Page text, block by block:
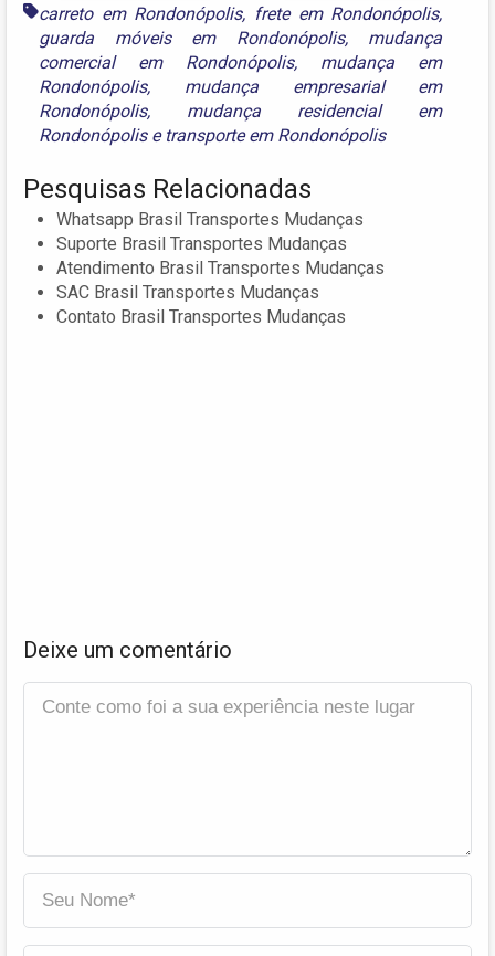
carreto em Rondonópolis, frete em Rondonópolis,
guarda móveis em Rondonópolis, mudança
comercial em Rondonópolis, mudança em
Rondonópolis, mudança empresarial em
Rondonópolis, mudança residencial em
Rondonópolise transporte em Rondonópolis
Pesquisas Relacionadas
Whatsapp Brasil Transportes Mudanças
Suporte Brasil Transportes Mudanças
Atendimento Brasil Transportes Mudanças
SAC Brasil Transportes Mudanças
Contato Brasil Transportes Mudanças
Deixe um comentário